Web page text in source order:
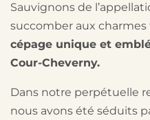
Sauvignons de
succomber aux charmes
cépage unique et
Cour-Cheverny.
Dans notre perpétuelle
nous avons été séduits